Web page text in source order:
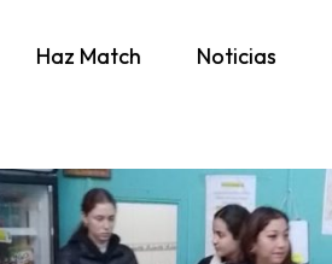
Haz Match Noticias